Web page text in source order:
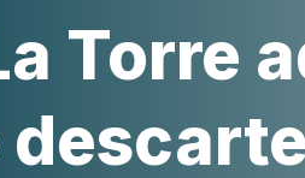
Torre